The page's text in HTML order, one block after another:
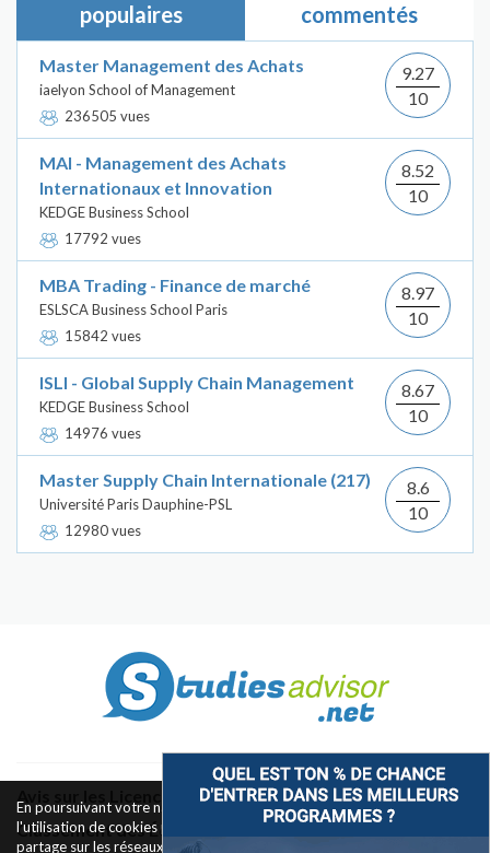
populaires
commentés
Master Management des Achats
iaelyon School of Management
236505 vues
9.27
10
MAI - Management des Achats
Internationaux et Innovation
KEDGE Business School
17792 vues
8.52
10
MBA Trading - Finance de marché
ESLSCA Business School Paris
15842 vues
8.97
10
ISLI - Global Supply Chain Management
KEDGE Business School
14976 vues
8.67
10
Master Supply Chain Internationale (217)
Université Paris Dauphine-PSL
12980 vues
8.6
10
Avis sur les Licences & Bachelors
Classement des Écoles
En poursuivant votre navigation sur ce site, vous acceptez
l'utilisation de cookies pour le fonctionnement des boutons de
partage sur les réseaux sociaux et la mesure d'audience des